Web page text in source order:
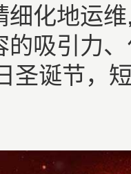
细化地运
的吸引力
圣诞节，